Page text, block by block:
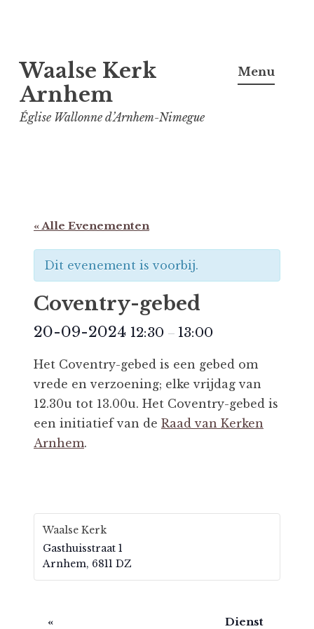
naar
inhoud
Waalse Kerk
Arnhem
Église Wallonne d’Arnhem-Nimegue
Menu
« Alle Evenementen
Dit evenement is voorbij.
Coventry-gebed
20-09-2024 12:30 – 13:00
Het Coventry-gebed is een gebed om
vrede en verzoening; elke vrijdag van
12.30u tot 13.00u. Het Coventry-gebed is
een initiatief van de Raad van Kerken
Arnhem.
Waalse Kerk
Gasthuisstraat 1
Arnhem, 6811 DZ
«
Dienst ​